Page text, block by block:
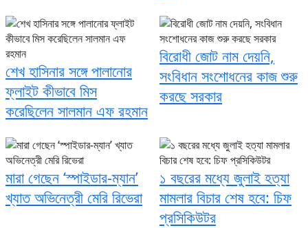
শেখ হাসিনার সঙ্গে পালানোর
ফ্লাইট কীভাবে মিস
করেছিলেন সালমান এফ রহমান
বিরোধী জোট নাম দেয়নি,
সংবিধান সংশোধনের কাজ শুরু
করছে সরকার
মারা গেছেন ‘স্পাইডার-ম্যান’
খ্যাত অভিনেত্রী মেরি রিভেরা
১ বছরের মধ্যে জুলাই হত্যা
মামলার বিচার শেষ হবে: চিফ
প্রসিকিউটর